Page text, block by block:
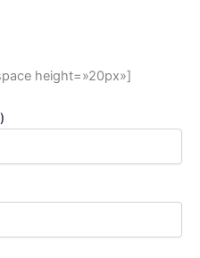
height=»20px»]